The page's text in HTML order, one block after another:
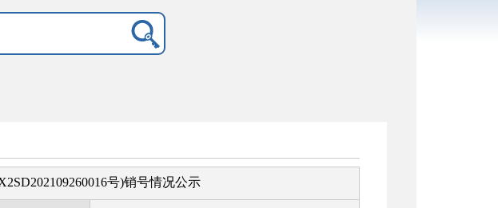
号)销号情况公示